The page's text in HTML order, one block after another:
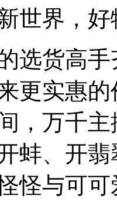
世界，
选货高
更实惠
，万千
蚌、开
怪与可